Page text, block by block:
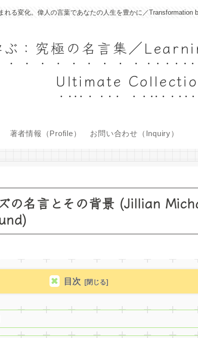
れる変化。偉人の言葉であなたの人生を豊かに／
ぶ：究極の名言集／
Ultimate
著者情報（Profile） お問い合わせ（Inquiry）
の名言とその背景 (Jillian
目次